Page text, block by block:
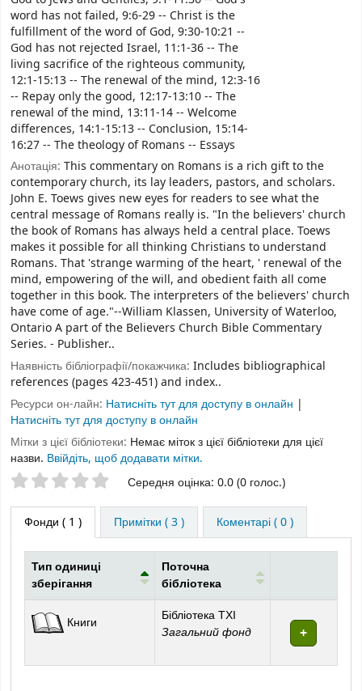
word has not failed, 9:6-29 -- Christ is the
fulfillment of the word of God, 9:30-10:21 --
God has not rejected Israel, 11:1-36 -- The
living sacrifice of the righteous community,
12:1-15:13 -- The renewal of the mind, 12:3-16
-- Repay only the good, 12:17-13:10 -- The
renewal of the mind, 13:11-14 -- Welcome
differences, 14:1-15:13 -- Conclusion, 15:14-
16:27 -- The theology of Romans -- Essays
Анотація: This commentary on Romans is a rich gift to the
contemporary church, its lay leaders, pastors, and scholars.
John E. Toews gives new eyes for readers to see what the
central message of Romans really is. "In the believers' church
the book of Romans has always held a central place. Toews
makes it possible for all thinking Christians to understand
Romans. That 'strange warming of the heart, ' renewal of the
mind, empowering of the will, and obedient faith all come
together in this book. The interpreters of the believers' church
have come of age."--William Klassen, University of Waterloo,
Ontario A part of the Believers Church Bible Commentary
Series. - Publisher..
Наявність бібліографії/покажчика: Includes bibliographical
references (pages 423-451) and index..
Ресурси он-лайн: Натисніть тут для доступу в онлайн |
Натисніть тут для доступу в онлайн
Мітки з цієї бібліотеки: Немає міток з цієї бібліотеки для цієї
назви. Ввійдіть, щоб додавати мітки.
Оцінки зірочкамиСередня оцінка: 0.0 (0 голос.)
Фонди ( 1 ) Примітки ( 3 ) Коментарі ( 0 )
Фонди
Тип одиниці
зберігання
Поточна
бібліотека
Книги Бібліотека ТХІ
Загальний фонд